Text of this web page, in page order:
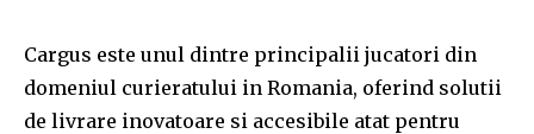
Cargus este unul dintre principalii jucatori din
domeniul curieratului in Romania, oferind solutii
de livrare inovatoare si accesibile atat pentru